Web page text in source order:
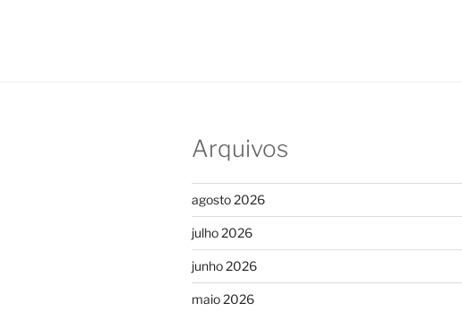
Arquivos
agosto 2026
julho 2026
junho 2026
maio 2026